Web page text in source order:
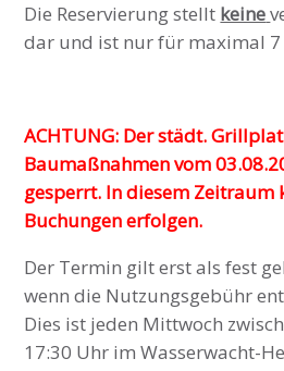
Die Reservierung stellt keine
dar und ist nur für maximal
ACHTUNG: Der städt.
Baumaßnahmen vom
gesperrt. In diesem Zeitraum
Buchungen erfolgen.
Der Termin gilt erst als fest
wenn die Nutzungsgebühr
Dies ist jeden Mittwoch
17:30 Uhr im Wasserwacht-